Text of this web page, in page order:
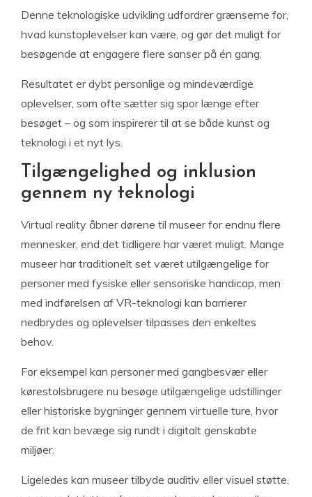
Denne teknologiske udvikling udfordrer grænserne for,
hvad kunstoplevelser kan være, og gør det muligt for
besøgende at engagere flere sanser på én gang.
Resultatet er dybt personlige og mindeværdige
oplevelser, som ofte sætter sig spor længe efter
besøget – og som inspirerer til at se både kunst og
teknologi i et nyt lys.
Tilgængelighed og inklusion
gennem ny teknologi
Virtual reality åbner dørene til museer for endnu flere
mennesker, end det tidligere har været muligt. Mange
museer har traditionelt set været utilgængelige for
personer med fysiske eller sensoriske handicap, men
med indførelsen af VR-teknologi kan barrierer
nedbrydes og oplevelser tilpasses den enkeltes
behov.
For eksempel kan personer med gangbesvær eller
kørestolsbrugere nu besøge utilgængelige udstillinger
eller historiske bygninger gennem virtuelle ture, hvor
de frit kan bevæge sig rundt i digitalt genskabte
miljøer.
Ligeledes kan museer tilbyde auditiv eller visuel støtte,